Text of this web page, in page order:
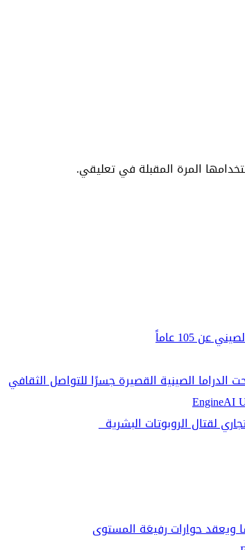
المرة المقبلة في تعليقي.
105 عاماً
الصينية القصيرة جسرًا للتواصل الثقافي
EngineAI
لقتال الروبوتات البشرية
ويعقد حوارات رفيعَة المستوى